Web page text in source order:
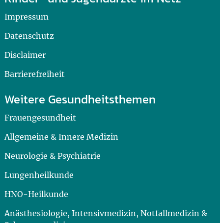
Impressum
Datenschutz
Disclaimer
Barrierefreiheit
Weitere Gesundheitsthemen
Frauengesundheit
Allgemeine & Innere Medizin
Neurologie & Psychiatrie
Lungenheilkunde
HNO-Heilkunde
Anästhesiologie, Intensivmedizin, Notfallmedizin &